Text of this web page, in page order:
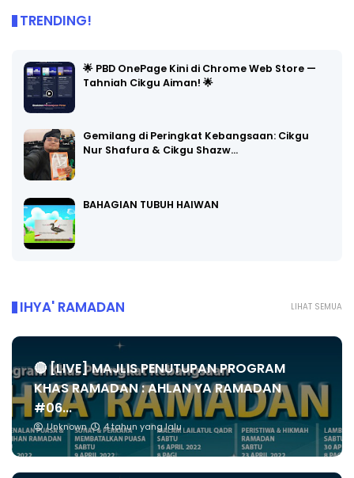
TRENDING!
🌟 PBD OnePage Kini di Chrome Web Store —
Tahniah Cikgu Aiman! 🌟
Gemilang di Peringkat Kebangsaan: Cikgu
Nur Shafura & Cikgu Shazw…
BAHAGIAN TUBUH HAIWAN
LIHAT SEMUA
IHYA' RAMADAN
🔴 [LIVE] MAJLIS PENUTUPAN PROGRAM
KHAS RAMADAN : AHLAN YA RAMADAN
#06...
Unknown 4 tahun yang lalu